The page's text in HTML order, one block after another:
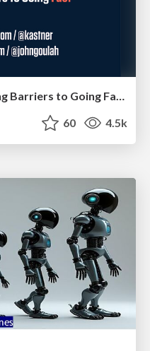
Put a Button on it: Removing Barriers to Going Fast.
60 4.5k